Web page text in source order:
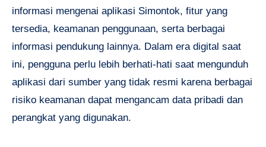
informasi mengenai aplikasi Simontok, fitur yang
tersedia, keamanan penggunaan, serta berbagai
informasi pendukung lainnya. Dalam era digital saat
ini, pengguna perlu lebih berhati-hati saat mengunduh
aplikasi dari sumber yang tidak resmi karena berbagai
risiko keamanan dapat mengancam data pribadi dan
perangkat yang digunakan.